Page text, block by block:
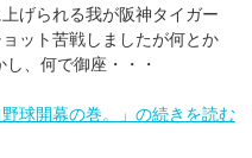
げられる我が阪神タイガー
ット苦戦しましたが何とか
、何で御座・・・
野球開幕の巻。」の続きを読む